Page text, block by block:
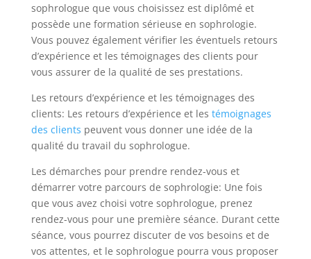
sophrologue que vous choisissez est diplômé et
possède une formation sérieuse en sophrologie.
Vous pouvez également vérifier les éventuels retours
d’expérience et les témoignages des clients pour
vous assurer de la qualité de ses prestations.
Les retours d’expérience et les témoignages des
clients: Les retours d’expérience et les témoignages
des clients peuvent vous donner une idée de la
qualité du travail du sophrologue.
Les démarches pour prendre rendez-vous et
démarrer votre parcours de sophrologie: Une fois
que vous avez choisi votre sophrologue, prenez
rendez-vous pour une première séance. Durant cette
séance, vous pourrez discuter de vos besoins et de
vos attentes, et le sophrologue pourra vous proposer